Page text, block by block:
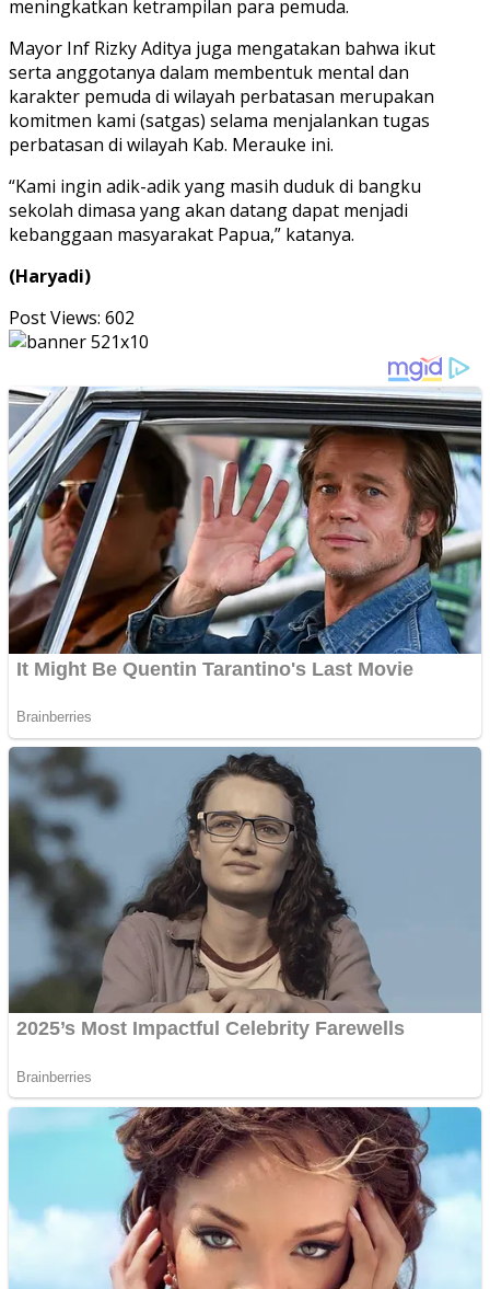
meningkatkan ketrampilan para pemuda.
Mayor Inf Rizky Aditya juga mengatakan bahwa ikut
serta anggotanya dalam membentuk mental dan
karakter pemuda di wilayah perbatasan merupakan
komitmen kami (satgas) selama menjalankan tugas
perbatasan di wilayah Kab. Merauke ini.
“Kami ingin adik-adik yang masih duduk di bangku
sekolah dimasa yang akan datang dapat menjadi
kebanggaan masyarakat Papua,” katanya.
(Haryadi)
Post Views: 602